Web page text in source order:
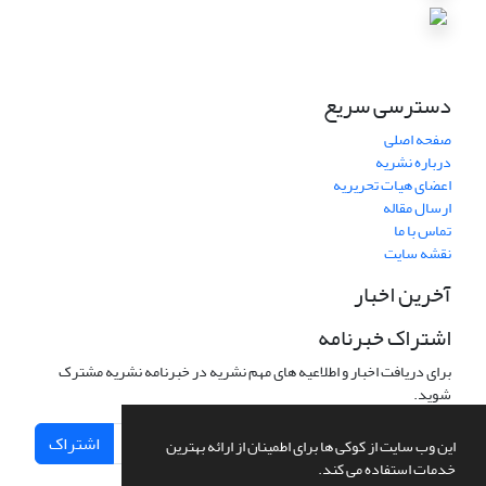
این وب سایت از کوکی ها برای اطمینان از ارائه بهترین
خدمات استفاده می کند.
دسترسی سریع
صفحه اصلی
درباره نشریه
اعضای هیات تحریریه
ارسال مقاله
تماس با ما
نقشه سایت
آخرین اخبار
اشتراک خبرنامه
برای دریافت اخبار و اطلاعیه های مهم نشریه در خبرنامه نشریه مشترک
شوید.
اشتراک